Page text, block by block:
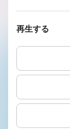
再生する